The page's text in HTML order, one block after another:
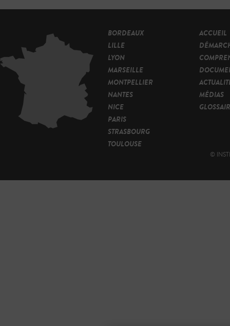
BORDEAUX
LILLE
LYON
MARSEILLE
MONTPELLIER
NANTES
NICE
PARIS
STRASBOURG
TOULOUSE
ACCUEIL
MÉDIAS
©